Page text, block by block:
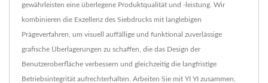
gewährleisten eine überlegene Produktqualität und -leistung. Wir
kombinieren die Exzellenz des Siebdrucks mit langlebigen
Prägeverfahren, um visuell auffällige und funktional zuverlässige
grafische Überlagerungen zu schaffen, die das Design der
Benutzeroberfläche verbessern und gleichzeitig die langfristige
Betriebsintegrität aufrechterhalten. Arbeiten Sie mit YI YI zusammen,